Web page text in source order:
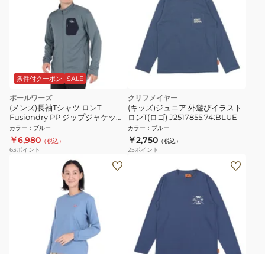
条件付クーポン SALE
ポールワーズ
(メンズ)長袖Tシャツ ロンT
Fusiondry PP ジップジャケット
PW2TJB02 BLU ブルー
カラー ： ブルー
￥6,980 （税込）
63ポイント
クリフメイヤー
(キッズ)ジュニア 外遊びイラスト
ロンT(ロゴ) J2517855:74:BLUE
カラー ： ブルー
￥2,750 （税込）
25ポイント